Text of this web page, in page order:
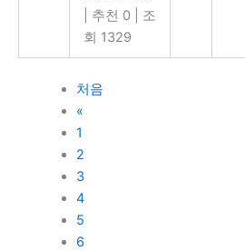
추천 0
조
회 1329
처음
«
1
2
3
4
5
6